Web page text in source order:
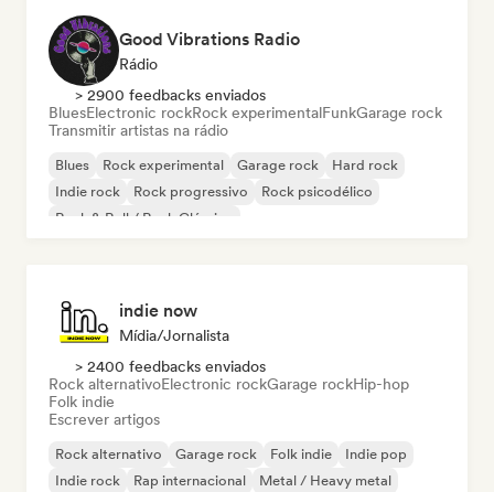
Good Vibrations Radio
Rádio
> 2900 feedbacks enviados
BluesElectronic rockRock experimentalFunkGarage rock
Transmitir artistas na rádio
Blues Rock experimental Garage rock
Hard rock
Indie rock
Rock progressivo
Rock psicodélico
Rock & Roll / Rock Clássico
indie now
Mídia/Jornalista
> 2400 feedbacks enviados
Rock alternativoElectronic rockGarage rockHip-hop
Folk indie
Escrever artigos
Rock alternativo Garage rock Folk indie
Indie pop
Indie rock
Rap internacional
Metal / Heavy metal